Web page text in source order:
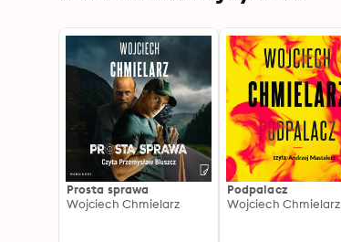
Prosta sprawa
Wojciech Chmielarz
Podpalacz
Wojciech Chmielarz